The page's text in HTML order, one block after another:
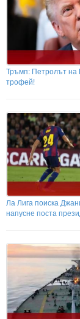
Тръмп: Петролът на
трофей!
Ла Лига поиска
напусне поста